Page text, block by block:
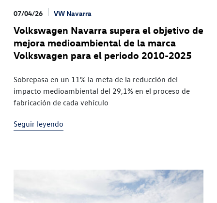
07/04/26 VW Navarra
Volkswagen Navarra supera el objetivo de
mejora medioambiental de la marca
Volkswagen para el periodo 2010-2025
Sobrepasa en un 11% la meta de la reducción del
impacto medioambiental del 29,1% en el proceso de
fabricación de cada vehículo
Seguir leyendo